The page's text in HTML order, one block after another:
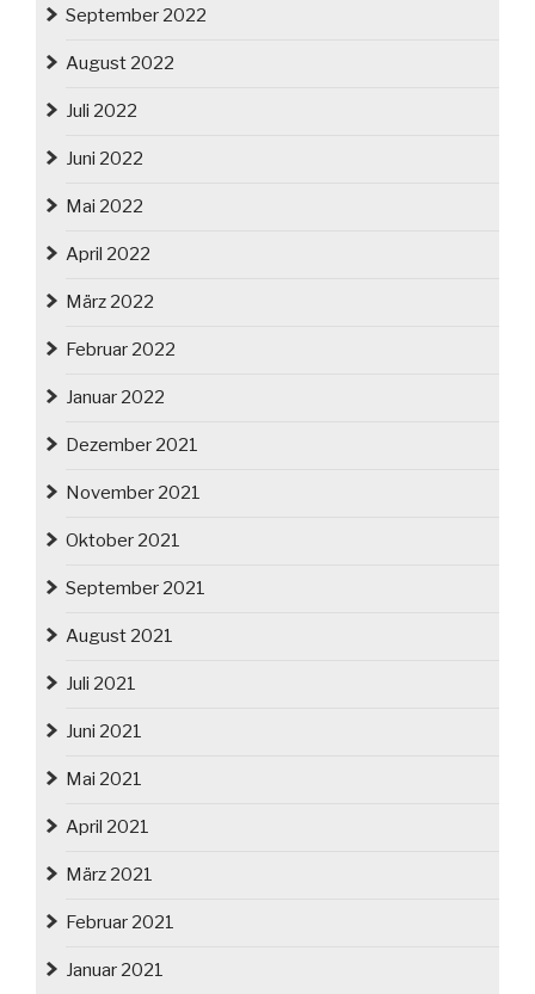
September 2022
August 2022
Juli 2022
Juni 2022
Mai 2022
April 2022
März 2022
Februar 2022
Januar 2022
Dezember 2021
November 2021
Oktober 2021
September 2021
August 2021
Juli 2021
Juni 2021
Mai 2021
April 2021
März 2021
Februar 2021
Januar 2021